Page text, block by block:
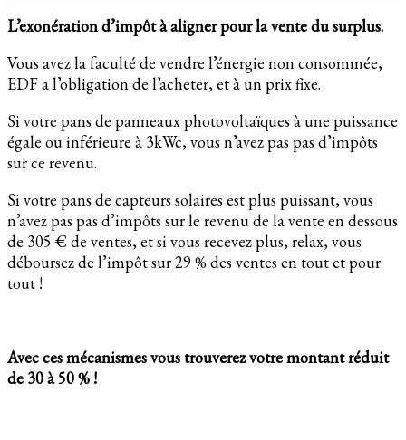
L’exonération d’impôt à aligner pour la vente du surplus.
Vous avez la faculté de vendre l’énergie non consommée,
EDF a l’obligation de l’acheter, et à un prix fixe.
Si votre pans de panneaux photovoltaïques à une puissance
égale ou inférieure à 3kWc, vous n’avez pas pas d’impôts
sur ce revenu.
Si votre pans de capteurs solaires est plus puissant, vous
n’avez pas pas d’impôts sur le revenu de la vente en dessous
de 305 € de ventes, et si vous recevez plus, relax, vous
déboursez de l’impôt sur 29 % des ventes en tout et pour
tout !
Avec ces mécanismes vous trouverez votre montant réduit
de 30 à 50 % !